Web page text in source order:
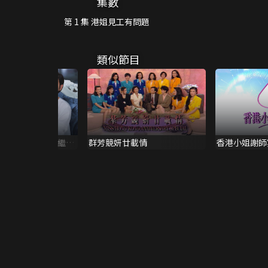
第 1 集 港姐見工有問題
類似節目
Kong 冠冕繼承 群芳競妍廿載情 香港小姐謝